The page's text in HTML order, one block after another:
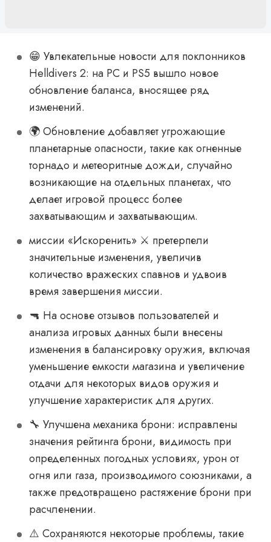
😁 Увлекательные новости для поклонников
Helldivers 2: на PC и PS5 вышло новое
обновление баланса, вносящее ряд
изменений.
🌍 Обновление добавляет угрожающие
планетарные опасности, такие как огненные
торнадо и метеоритные дожди, случайно
возникающие на отдельных планетах, что
делает игровой процесс более
захватывающим и захватывающим.
миссии «Искоренить» ⚔️ претерпели
значительные изменения, увеличив
количество вражеских спавнов и удвоив
время завершения миссии.
🔫 На основе отзывов пользователей и
анализа игровых данных были внесены
изменения в балансировку оружия, включая
уменьшение емкости магазина и увеличение
отдачи для некоторых видов оружия и
улучшение характеристик для других.
🔧 Улучшена механика брони: исправлены
значения рейтинга брони, видимость при
определенных погодных условиях, урон от
огня или газа, производимого союзниками, а
также предотвращено растяжение брони при
расчленении.
⚠️ Сохраняются некоторые проблемы, такие